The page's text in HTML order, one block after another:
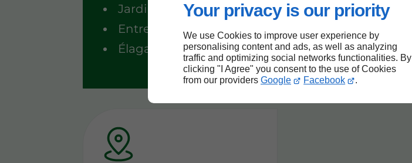
Your privacy is our priority
We use Cookies to improve user experience by
personalising content and ads, as well as analyzing
traffic and optimizing social networks functionalities. By
clicking "I Agree" you consent to the use of Cookies
from our providers Google Facebook .
Jardinier
Entretien paysager
Élagage d'arbres